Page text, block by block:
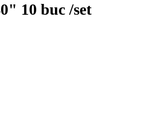
10 buc /set